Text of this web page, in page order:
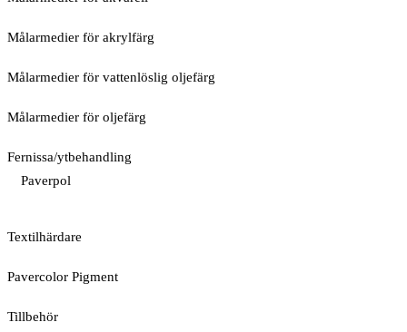
Målarmedier för akrylfärg
Målarmedier för vattenlöslig oljefärg
Målarmedier för oljefärg
Fernissa/ytbehandling
Paverpol
Textilhärdare
Pavercolor Pigment
Tillbehör